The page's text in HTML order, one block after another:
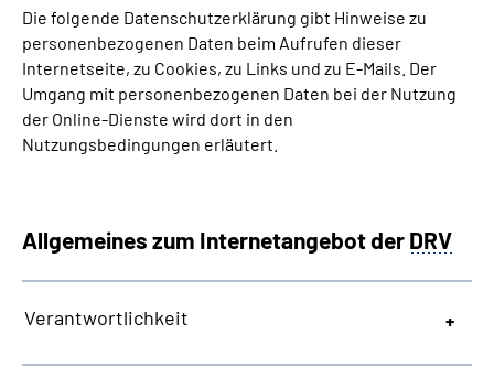
Die folgende Datenschutzerklärung gibt Hinweise zu
personenbezogenen Daten beim Aufrufen dieser
Internetseite, zu Cookies, zu Links und zu E-Mails. Der
Umgang mit personenbezogenen Daten bei der Nutzung
der Online-Dienste wird dort in den
Nutzungsbedingungen erläutert.
Allgemeines zum Internetangebot der DRV
Verantwortlichkeit